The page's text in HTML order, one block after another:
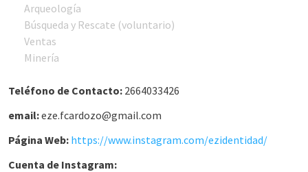
Arqueología
Búsqueda y Rescate (voluntario)
Ventas
Minería
Teléfono de Contacto: 2664033426
email:eze.fcardozo@gmail.com
Página Web: https://www.instagram.com/ezidentidad/
Cuenta de Instagram: